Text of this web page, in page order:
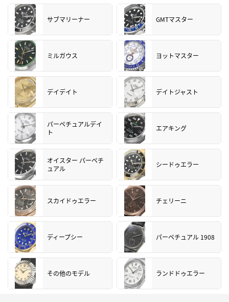
サブマリーナー GMTマスター
ミルガウス ヨットマスター
デイデイト デイトジャスト
パーペチュアルデイ
ト
エアキング
オイスター パーペチ
ュアル
シードゥエラー
スカイドゥエラー チェリーニ
ディープシー パーペチュアル 1908
その他のモデル ランドドゥエラー